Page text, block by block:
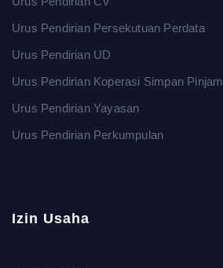
Urus Pendirian Persekutuan Perdata
Urus Pendirian UD
Urus Pendirian Koperasi Simpan Pinjam
Urus Pendirian Yayasan
Urus Pendirian Perkumpulan
Izin Usaha